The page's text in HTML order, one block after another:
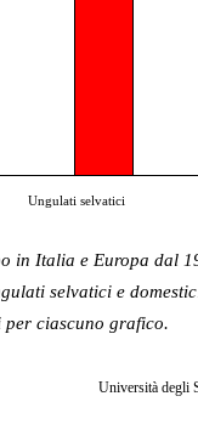
Università degli
in Italia e Europa dal
selvatici e
ciascuno grafico.
Ungulati selvatici